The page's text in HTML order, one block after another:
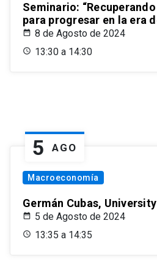
Seminario:
para progresar en la era
8 de Agosto de 2024
13:30 a 14:30
5 AGO
Macroeconomía
Germán Cubas,
5 de Agosto de 2024
13:35 a 14:35